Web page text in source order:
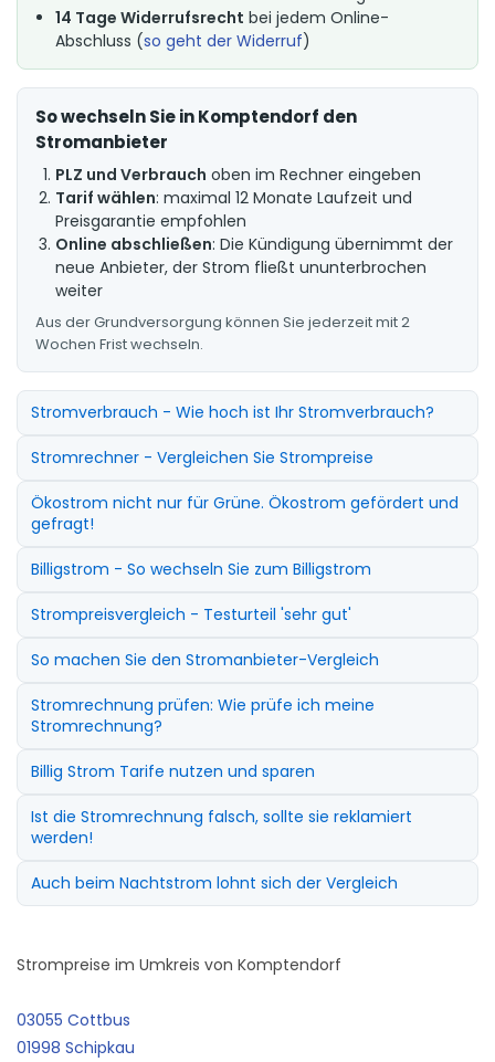
14 Tage Widerrufsrecht bei jedem Online-
Abschluss (so geht der Widerruf)
So wechseln Sie in Komptendorf den
Stromanbieter
PLZ und Verbrauch oben im Rechner eingeben
Tarif wählen: maximal 12 Monate Laufzeit und
Preisgarantie empfohlen
Online abschließen: Die Kündigung übernimmt der
neue Anbieter, der Strom fließt ununterbrochen
weiter
Aus der Grundversorgung können Sie jederzeit mit 2
Wochen Frist wechseln.
Stromverbrauch - Wie hoch ist Ihr Stromverbrauch?
Stromrechner - Vergleichen Sie Strompreise
Ökostrom nicht nur für Grüne. Ökostrom gefördert und
gefragt!
Billigstrom - So wechseln Sie zum Billigstrom
Strompreisvergleich - Testurteil 'sehr gut'
So machen Sie den Stromanbieter-Vergleich
Stromrechnung prüfen: Wie prüfe ich meine
Stromrechnung?
Billig Strom Tarife nutzen und sparen
Ist die Stromrechnung falsch, sollte sie reklamiert
werden!
Auch beim Nachtstrom lohnt sich der Vergleich
Strompreise im Umkreis von Komptendorf
03055 Cottbus
01998 Schipkau